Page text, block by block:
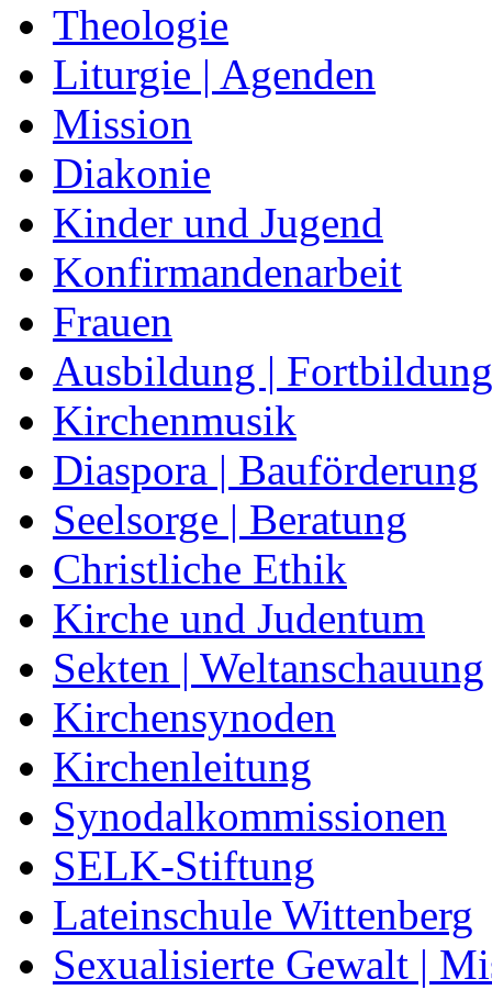
Theologie
Liturgie | Agenden
Mission
Diakonie
Kinder und Jugend
Konfirmandenarbeit
Frauen
Ausbildung | Fortbildung
Kirchenmusik
Diaspora | Bauförderung
Seelsorge | Beratung
Christliche Ethik
Kirche und Judentum
Sekten | Weltanschauung
Kirchensynoden
Kirchenleitung
Synodalkommissionen
SELK-Stiftung
Lateinschule Wittenberg
Sexualisierte Gewalt |